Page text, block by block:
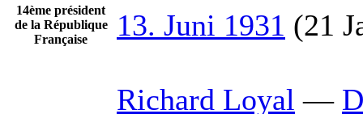
14ème président
de la République
Française
13. Juni 1931 (21
Richard Loyal —